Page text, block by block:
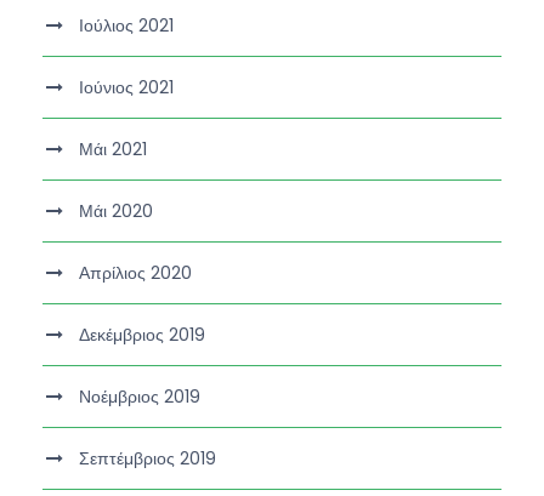
Ιούλιος 2021
Ιούνιος 2021
Μάι 2021
Μάι 2020
Απρίλιος 2020
Δεκέμβριος 2019
Νοέμβριος 2019
Σεπτέμβριος 2019